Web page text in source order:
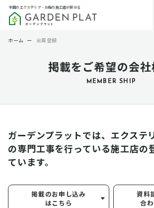
全国のエクステリア・お庭の施工店が探せる
掲載をご希望の会社
MEMBER SHIP
ホーム ー 会員登録
ガーデンプラットでは、エクステ
の専門工事を行っている施工店の
ています。
掲載のお申し込み
はこちら
資料
合